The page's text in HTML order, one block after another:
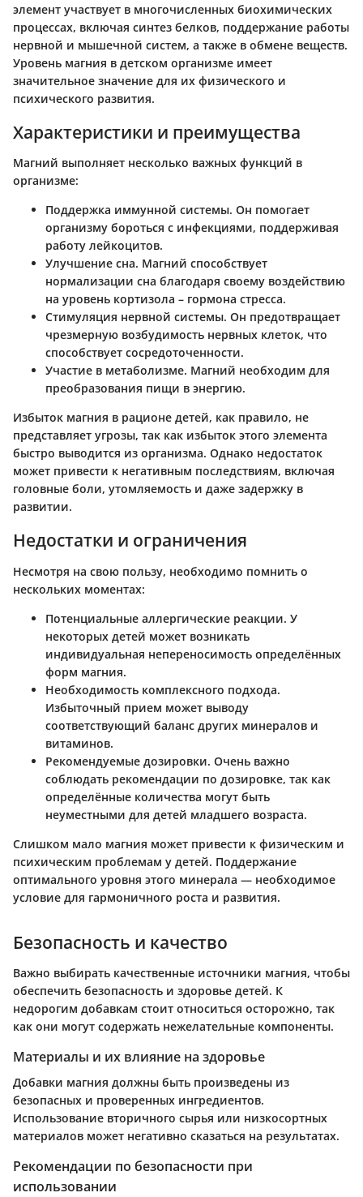
элемент участвует в многочисленных биохимических
процессах, включая синтез белков, поддержание работы
нервной и мышечной систем, а также в обмене веществ.
Уровень магния в детском организме имеет
значительное значение для их физического и
психического развития.
Характеристики и преимущества
Магний выполняет несколько важных функций в
организме:
Поддержка иммунной системы. Он помогает
организму бороться с инфекциями, поддерживая
работу лейкоцитов.
Улучшение сна. Магний способствует
нормализации сна благодаря своему воздействию
на уровень кортизола – гормона стресса.
Стимуляция нервной системы. Он предотвращает
чрезмерную возбудимость нервных клеток, что
способствует сосредоточенности.
Участие в метаболизме. Магний необходим для
преобразования пищи в энергию.
Избыток магния в рационе детей, как правило, не
представляет угрозы, так как избыток этого элемента
быстро выводится из организма. Однако недостаток
может привести к негативным последствиям, включая
головные боли, утомляемость и даже задержку в
развитии.
Недостатки и ограничения
Несмотря на свою пользу, необходимо помнить о
нескольких моментах:
Потенциальные аллергические реакции. У
некоторых детей может возникать
индивидуальная непереносимость определённых
форм магния.
Необходимость комплексного подхода.
Избыточный прием может выводу
соответствующий баланс других минералов и
витаминов.
Рекомендуемые дозировки. Очень важно
соблюдать рекомендации по дозировке, так как
определённые количества могут быть
неуместными для детей младшего возраста.
Слишком мало магния может привести к физическим и
психическим проблемам у детей. Поддержание
оптимального уровня этого минерала — необходимое
условие для гармоничного роста и развития.
Безопасность и качество
Важно выбирать качественные источники магния, чтобы
обеспечить безопасность и здоровье детей. К
недорогим добавкам стоит относиться осторожно, так
как они могут содержать нежелательные компоненты.
Материалы и их влияние на здоровье
Добавки магния должны быть произведены из
безопасных и проверенных ингредиентов.
Использование вторичного сырья или низкосортных
материалов может негативно сказаться на результатах.
Рекомендации по безопасности при
использовании